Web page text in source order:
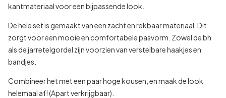
kantmateriaal voor een bijpassende look.
De hele set is gemaakt van een zacht en rekbaar materiaal. Dit
zorgt voor een mooie en comfortabele pasvorm. Zowel de bh
als de jarretelgordel zijn voorzien van verstelbare haakjes en
bandjes.
Combineer het met een paar hoge kousen, en maak de look
helemaal af! (Apart verkrijgbaar).